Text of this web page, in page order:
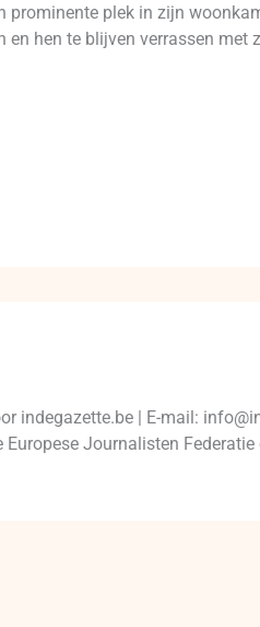
plek in zijn
hen te blijven verrassen met
indegazette.be | E-mail:
Journalisten